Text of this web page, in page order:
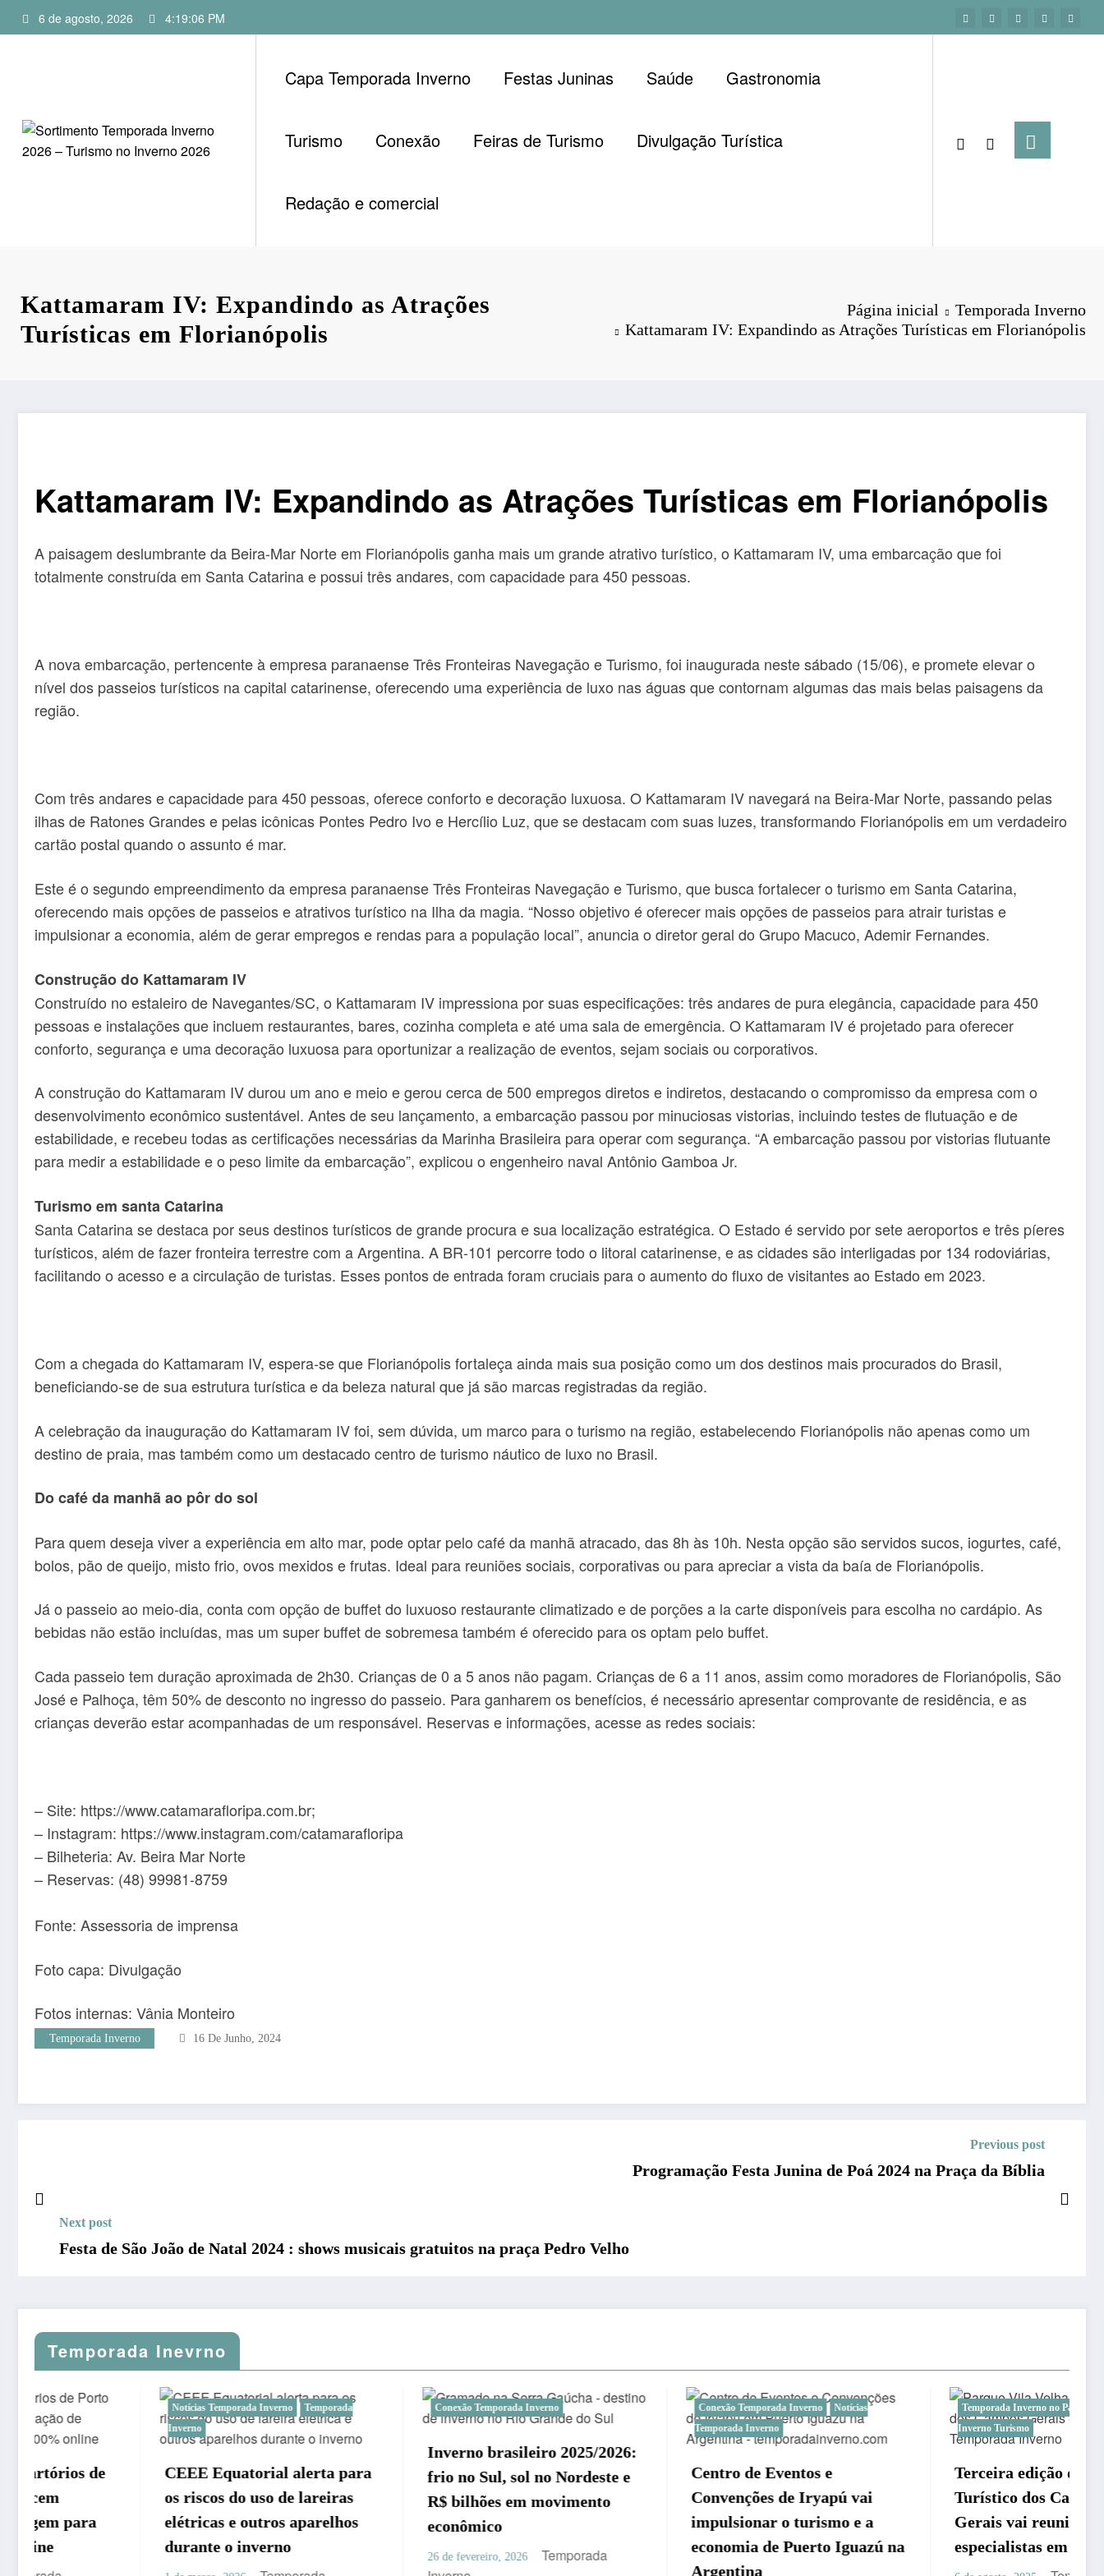
para
6 de agosto, 2026 4:19:07 PM
Capa Temporada Inverno Festas Juninas Saúde Gastronomia
Turismo Conexão Feiras de Turismo Divulgação Turística
Redação e comercial
Kattamaram IV: Expandindo as Atrações
Turísticas em Florianópolis
Página inicial
Temporada Inverno
Kattamaram IV: Expandindo as Atrações Turísticas em Florianópolis
Kattamaram IV: Expandindo as Atrações Turísticas em Florianópolis
A paisagem deslumbrante da Beira-Mar Norte em Florianópolis ganha mais um grande atrativo turístico, o Kattamaram IV, uma embarcação que foi
totalmente construída em Santa Catarina e possui três andares, com capacidade para 450 pessoas.
A nova embarcação, pertencente à empresa paranaense Três Fronteiras Navegação e Turismo, foi inaugurada neste sábado (15/06), e promete elevar o
nível dos passeios turísticos na capital catarinense, oferecendo uma experiência de luxo nas águas que contornam algumas das mais belas paisagens da
região.
Com três andares e capacidade para 450 pessoas, oferece conforto e decoração luxuosa. O Kattamaram IV navegará na Beira-Mar Norte, passando pelas
ilhas de Ratones Grandes e pelas icônicas Pontes Pedro Ivo e Hercílio Luz, que se destacam com suas luzes, transformando Florianópolis em um verdadeiro
cartão postal quando o assunto é mar.
Este é o segundo empreendimento da empresa paranaense Três Fronteiras Navegação e Turismo, que busca fortalecer o turismo em Santa Catarina,
oferecendo mais opções de passeios e atrativos turístico na Ilha da magia. “Nosso objetivo é oferecer mais opções de passeios para atrair turistas e
impulsionar a economia, além de gerar empregos e rendas para a população local”, anuncia o diretor geral do Grupo Macuco, Ademir Fernandes.
Construção do Kattamaram IV
Construído no estaleiro de Navegantes/SC, o Kattamaram IV impressiona por suas especificações: três andares de pura elegância, capacidade para 450
pessoas e instalações que incluem restaurantes, bares, cozinha completa e até uma sala de emergência. O Kattamaram IV é projetado para oferecer
conforto, segurança e uma decoração luxuosa para oportunizar a realização de eventos, sejam sociais ou corporativos.
A construção do Kattamaram IV durou um ano e meio e gerou cerca de 500 empregos diretos e indiretos, destacando o compromisso da empresa com o
desenvolvimento econômico sustentável. Antes de seu lançamento, a embarcação passou por minuciosas vistorias, incluindo testes de flutuação e de
estabilidade, e recebeu todas as certificações necessárias da Marinha Brasileira para operar com segurança. “A embarcação passou por vistorias flutuante
para medir a estabilidade e o peso limite da embarcação”, explicou o engenheiro naval Antônio Gamboa Jr.
Turismo em santa Catarina
Santa Catarina se destaca por seus destinos turísticos de grande procura e sua localização estratégica. O Estado é servido por sete aeroportos e três píeres
turísticos, além de fazer fronteira terrestre com a Argentina. A BR-101 percorre todo o litoral catarinense, e as cidades são interligadas por 134 rodoviárias,
facilitando o acesso e a circulação de turistas. Esses pontos de entrada foram cruciais para o aumento do fluxo de visitantes ao Estado em 2023.
Com a chegada do Kattamaram IV, espera-se que Florianópolis fortaleça ainda mais sua posição como um dos destinos mais procurados do Brasil,
beneficiando-se de sua estrutura turística e da beleza natural que já são marcas registradas da região.
A celebração da inauguração do Kattamaram IV foi, sem dúvida, um marco para o turismo na região, estabelecendo Florianópolis não apenas como um
destino de praia, mas também como um destacado centro de turismo náutico de luxo no Brasil.
Do café da manhã ao pôr do sol
Para quem deseja viver a experiência em alto mar, pode optar pelo café da manhã atracado, das 8h às 10h. Nesta opção são servidos sucos, iogurtes, café,
bolos, pão de queijo, misto frio, ovos mexidos e frutas. Ideal para reuniões sociais, corporativas ou para apreciar a vista da baía de Florianópolis.
Já o passeio ao meio-dia, conta com opção de buffet do luxuoso restaurante climatizado e de porções a la carte disponíveis para escolha no cardápio. As
bebidas não estão incluídas, mas um super buffet de sobremesa também é oferecido para os optam pelo buffet.
Cada passeio tem duração aproximada de 2h30. Crianças de 0 a 5 anos não pagam. Crianças de 6 a 11 anos, assim como moradores de Florianópolis, São
José e Palhoça, têm 50% de desconto no ingresso do passeio. Para ganharem os benefícios, é necessário apresentar comprovante de residência, e as
crianças deverão estar acompanhadas de um responsável. Reservas e informações, acesse as redes sociais:
– Site: https://www.catamarafloripa.com.br;
– Instagram: https://www.instagram.com/catamarafloripa
– Bilheteria: Av. Beira Mar Norte
– Reservas: (48) 99981-8759
Fonte: Assessoria de imprensa
Foto capa: Divulgação
Fotos internas: Vânia Monteiro
Temporada Inverno 16 De Junho, 2024
Previous post
Programação Festa Junina de Poá 2024 na Praça da Bíblia
Next post
Festa de São João de Natal 2024 : shows musicais gratuitos na praça Pedro Velho
Temporada Inevrno
Notícias Temporada Inverno
Temporada
CEEE Equatorial alerta para
os riscos do uso de lareiras
elétricas e outros aparelhos
durante o inverno
Conexão Temporada Inverno
Inverno brasileiro 2025/2026:
frio no Sul, sol no Nordeste e
R$ bilhões em movimento
econômico
Temporada
Conexão Temporada Inverno
Notícias
Centro de Eventos e
Convenções de Iryapú vai
impulsionar o turismo e a
economia de Puerto Iguazú na
Temporada Inverno no Paraná
Temporada
Terceira edição do Guia
Turístico dos Campos
Gerais vai reunir jornalistas
especialistas em turismo